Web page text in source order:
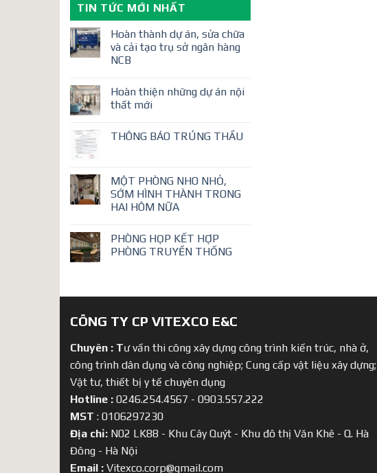
TIN TỨC MỚI NHẤT
Hoàn thành dự án, sửa chữa
và cải tạo trụ sở ngân hàng
NCB
Hoàn thiện những dự án nội
thất mới
THÔNG BÁO TRÚNG THẦU
MỘT PHÒNG NHO NHỎ,
SỚM HÌNH THÀNH TRONG
HAI HÔM NỮA
PHÒNG HỌP KẾT HỢP
PHÒNG TRUYỀN THỐNG
CÔNG TY CP VITEXCO E&C
Chuyên : Tư vấn thi công xây dựng công trình kiến trúc, nhà ở,
công trình dân dụng và công nghiệp; Cung cấp vật liệu xây dựng;
Vật tư, thiết bị y tế chuyên dụng
Hotline : 0246.254.4567 - 0903.557.222
MST : 0106297230
Địa chỉ: N02 LK88 - Khu Cây Quýt - Khu đô thị Văn Khê - Q. Hà
Đông - Hà Nội
Email : Vitexco.corp@gmail.com